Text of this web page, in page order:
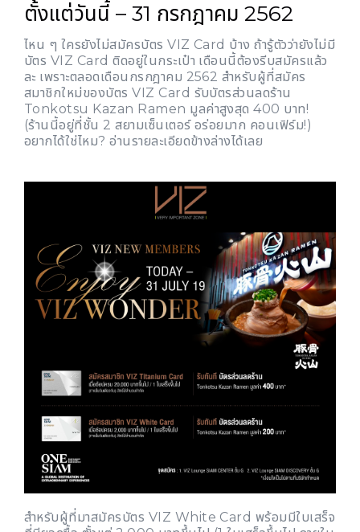
ตั้งแต่วันนี้ – 31 กรกฎาคม 2562
ไหน ๆ ใครยังไม่สมัครบัตร VIZ Card บ้าง ถ้ารู้ตัวว่ายังไม่มี
บัตร VIZ Card ติดอยู่ในกระเป๋า เดือนนี้ต้องรีบสมัครแล้ว
ละ เพราะตลอดเดือนกรกฎาคม 2562 สำหรับผู้ที่สมัคร
สมาชิกใหม่ของบัตร VIZ Card รับบัตรส่วนลดร้าน
Tonkotsu Kazan Ramen มูลค่าสูงสุด 400 บาท!
(ร้านนี้อยู่ที่ชั้น 2 สยามเซ็นเตอร์ อร่อยมาก คอนเฟิร์ม!)
อยากได้ใช่ไหม? อ่านรายละเอียดข้างล่างได้เลย
สำหรับผู้ที่มาสมัครบัตร VIZ White Card พร้อมมีใบเสร็จ